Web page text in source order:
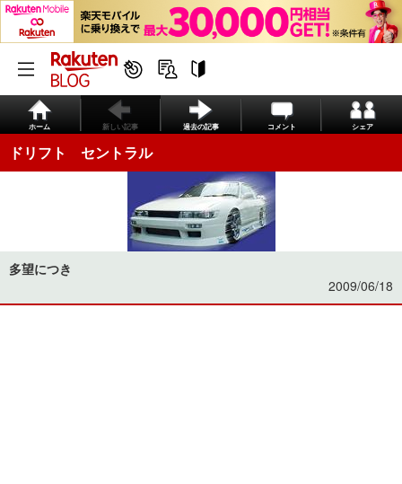
ホーム 新しい記事 過去の記事 コメント シェア
ドリフト セントラル
多望につき
2009/06/18